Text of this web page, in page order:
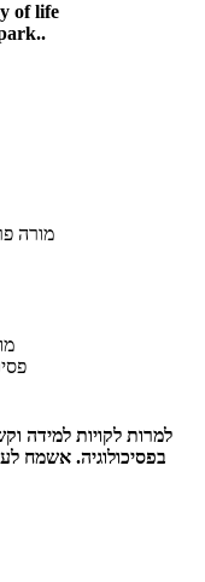
of life
למרות לקויות למידה
בפסיכולוגיה. אשמח